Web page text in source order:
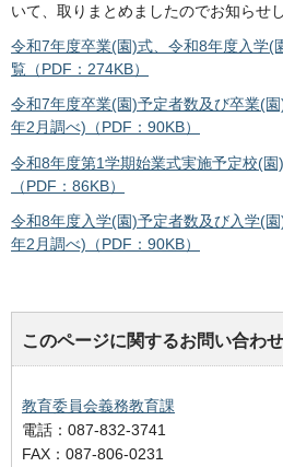
いて、取りまとめましたのでお知らせし
令和7年度卒業(園)式、令和8年度入学(
覧（PDF：274KB）
令和7年度卒業(園)予定者数及び卒業(
年2月調べ)（PDF：90KB）
令和8年度第1学期始業式実施予定校(
（PDF：86KB）
令和8年度入学(園)予定者数及び入学(
年2月調べ)（PDF：90KB）
このページに関するお問い合わせ
教育委員会義務教育課
電話：087-832-3741
FAX：087-806-0231